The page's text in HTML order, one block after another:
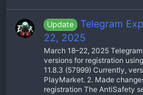
Update
Telegram
22, 2025
March 18–22, 2025
versions for registration
11.8.3 (57999) Currently,
PlayMarket. 2. Made
registration The AntiSafety